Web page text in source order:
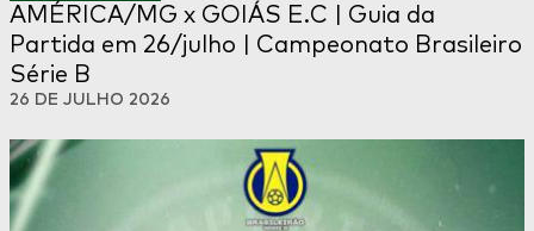
AMÉRICA/MG x GOIÁS E.C | Guia da
Partida em 26/julho | Campeonato Brasileiro
Série B
26 DE JULHO 2026